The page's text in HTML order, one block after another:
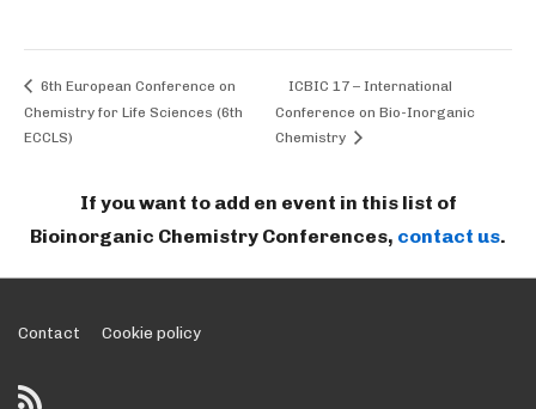
6th European Conference on
Chemistry for Life Sciences (6th
ECCLS)
ICBIC 17 – International
Conference on Bio-Inorganic
Chemistry
If you want to add en event in this list of
Bioinorganic Chemistry Conferences, contact us.
Footer
Menu
Contact Cookie policy